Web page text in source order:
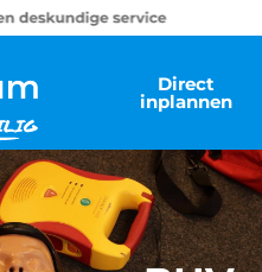
Direct
inplannen